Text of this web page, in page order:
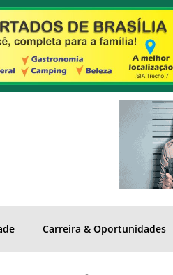
Carreira & Oportunidades